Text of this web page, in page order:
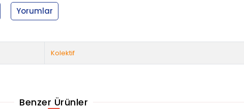
Yorumlar
Kolektif
Benzer Ürünler